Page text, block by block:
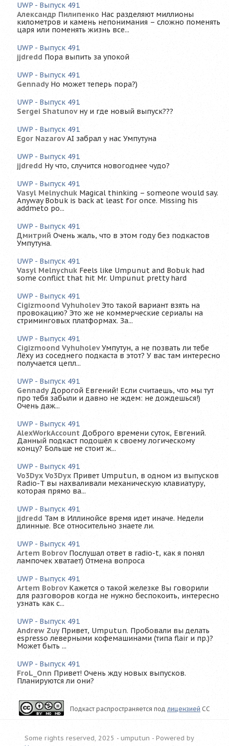
UWP - Выпуск 491
Александр Пилипенко Нас разделяют миллионы
километров и камень непонимания – сложно поменять
царя или поменять жизнь все...
UWP - Выпуск 491
jjdredd Пора выпить за упокой
UWP - Выпуск 491
Gennady Но может теперь пора?)
UWP - Выпуск 491
Sergei Shatunov ну и где новый выпуск???
UWP - Выпуск 491
Egor Nazarov AI забрал у нас Умпутуна
UWP - Выпуск 491
jjdredd Ну что, случится новогоднее чудо?
UWP - Выпуск 491
Vasyl Melnychuk Magical thinking – someone would say.
Anyway Bobuk is back at least for once. Missing his
addmeto po...
UWP - Выпуск 491
Дмитрий Очень жаль, что в этом году без подкастов
Умпутуна.
UWP - Выпуск 491
Vasyl Melnychuk Feels like Umpunut and Bobuk had
some conflict that hit Mr. Umpunut pretty hard
UWP - Выпуск 491
Cigizmoond Vyhuholev Это такой вариант взять на
провокацию? Это же не коммерческие сериалы на
стриминговых платформах. За...
UWP - Выпуск 491
Cigizmoond Vyhuholev Умпутун, а не позвать ли тебе
Лёху из соседнего подкаста в этот? У вас там интересно
получается цепл...
UWP - Выпуск 491
Gennady Дорогой Евгений! Если считаешь, что мы тут
про тебя забыли и давно не ждем: не дождешься!)
Очень даж...
UWP - Выпуск 491
AlexWorkAccount Доброго времени суток, Евгений.
Данный подкаст подошёл к своему логическому
концу? Больше не стоит ж...
UWP - Выпуск 491
Vo3Dyx Vo3Dyx Привет Umputun, в одном из выпусков
Radio-T вы нахваливали механическую клавиатуру,
которая прямо ва...
UWP - Выпуск 491
jjdredd Там в Иллинойсе время идет иначе. Недели
длинные. Все относительно знаете ли.
UWP - Выпуск 491
Artem Bobrov Послушал ответ в radio-t, как я понял
лампочек хватает) Отмена вопроса
UWP - Выпуск 491
Artem Bobrov Кажется о такой железке Вы говорили
для разговоров когда не нужно беспокоить, интересно
узнать как с...
UWP - Выпуск 491
Andrew Zuy Привет, Umputun. Пробовали вы делать
espresso леверными кофемашинами (типа flair и пр.)?
Может быть ...
UWP - Выпуск 491
FroL_Onn Привет! Очень жду новых выпусков.
Планируются ли они?
Подкаст распространяется под лицензией CC
Some rights reserved, 2025 - umputun - Powered by